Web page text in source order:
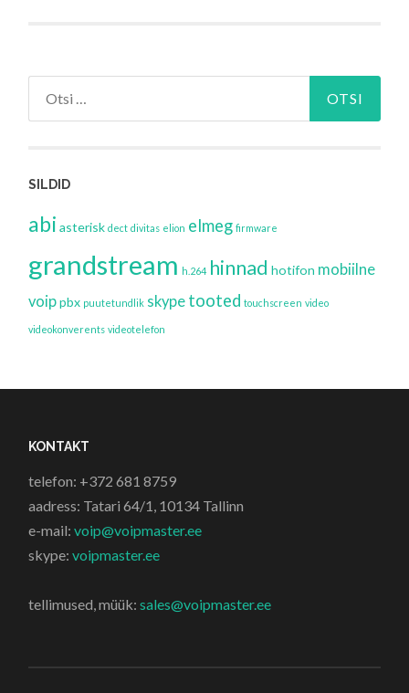
SILDID
abi asterisk dect divitas elion elmeg firmware
grandstream h.264 hinnad hotifon mobiilne
voippbx puutetundlik skype tooted touchscreen video
videokonverents videotelefon
KONTAKT
telefon: +372 681 8759
aadress: Tatari 64/1, 10134 Tallinn
e-mail:voip@voipmaster.ee
skype:voipmaster.ee
tellimused, müük:sales@voipmaster.ee